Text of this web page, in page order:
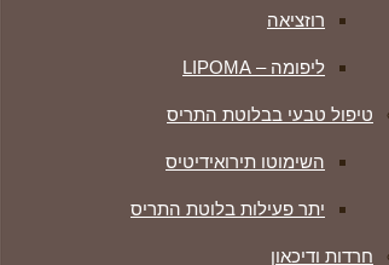
רוזציאה
ליפומה – LIPOMA
טיפול טבעי בבלוטת התריס
השימוטו תירואידיטיס
יתר פעילות בלוטת התריס
חרדות ודיכאון